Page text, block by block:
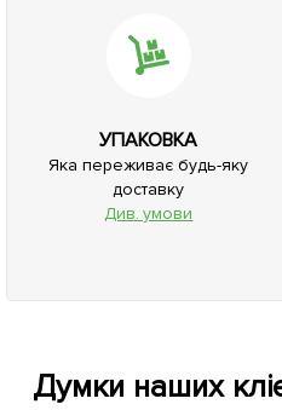
УПАКОВКА
Яка переживає будь-яку
доставку
Див. умови
Думки наших